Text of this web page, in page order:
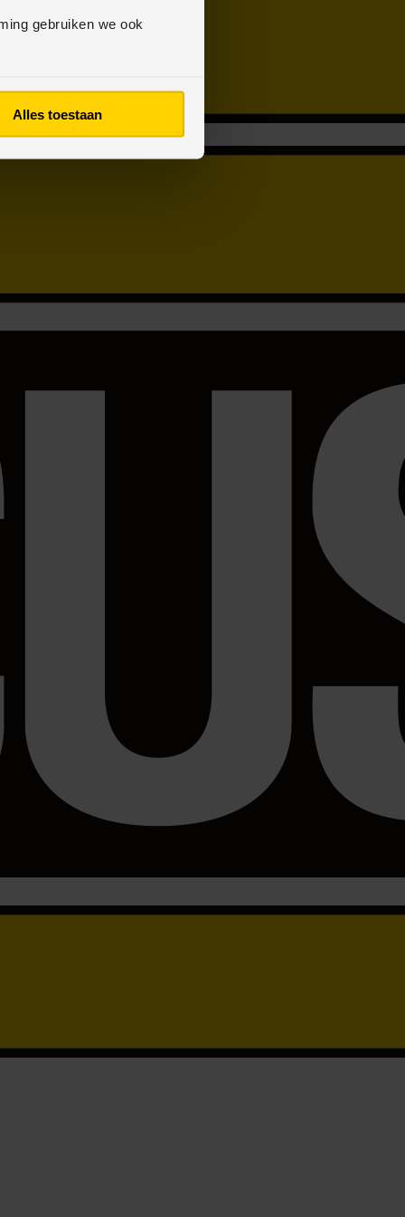
gebruiken we ook
Alles toestaan